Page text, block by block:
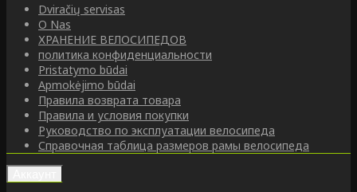
Dviračių servisas
O Nas
ХРАНЕНИЕ ВЕЛОСИПЕДОВ
политика конфиденциальности
Pristatymo būdai
Apmokėjimo būdai
Правила возврата товара
Правила и условия покупки
Руководство по эксплуатации велосипеда
Справочная таблица размеров рамы велосипеда